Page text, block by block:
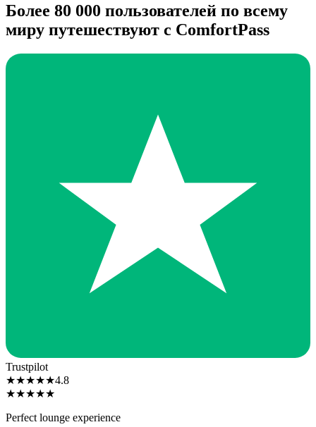
Более 80 000 пользователей по всему
миру путешествуют с ComfortPass
Trustpilot
★★★★★4.8
★★★★★
Perfect lounge experience